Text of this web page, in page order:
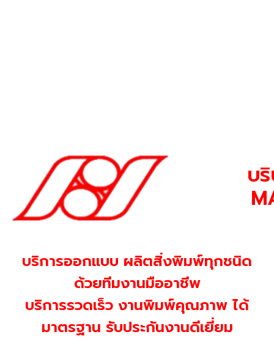
บ
บริการออกแบบ ผลิตสิ่งพิมพ์ทุกชนิด
ด้วยทีมงานมืออาชีพ
บริการรวดเร็ว งานพิมพ์คุณภาพ ได้
มาตรฐาน รับประกันงานดีเยี่ยม